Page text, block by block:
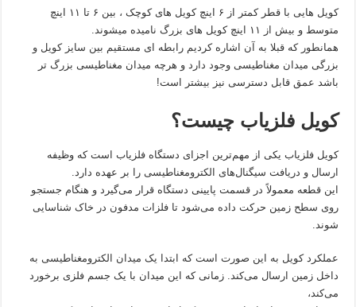
کویل هایی با قطر کمتر از ۶ اینچ کویل های کوچک ، بین ۶ تا ۱۱ اینچ
متوسط و بیش از ۱۱ اینچ کویل های بزرگ نامیده میشوند.
همانطور که قبلا به آن اشاره کردیم رابطه ای مستقیم بین سایز کویل و
بزرگی میدان مغناطیسی وجود دارد و هرچه میدان مغناطیسی بزرگ تر
باشد عمق قابل دسترسی نیز بیشتر است!
کویل فلزیاب چیست؟
کویل فلزیاب یکی از مهم‌ترین اجزای دستگاه فلزیاب است که وظیفه
ارسال و دریافت سیگنال‌های الکترومغناطیسی را بر عهده دارد.
این قطعه معمولاً در قسمت پایینی دستگاه قرار می‌گیرد و هنگام جستجو
روی سطح زمین حرکت داده می‌شود تا فلزات مدفون در خاک شناسایی
شوند.
عملکرد کویل به این صورت است که ابتدا یک میدان الکترومغناطیسی به
داخل زمین ارسال می‌کند. زمانی که این میدان با یک جسم فلزی برخورد
می‌کند،